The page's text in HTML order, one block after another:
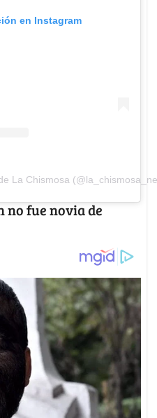
en Instagram
La Chismosa
no fue novia de